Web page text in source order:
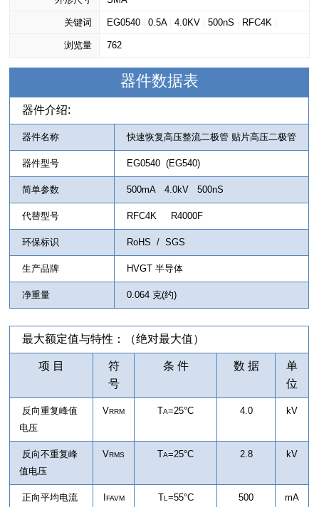
关键词 EG0540 |0.5A|4.0KV |500nS RFC4K
R4000F
浏览量 762
器件数据表
器件介绍:
器件名称 快速恢复高压整流二极管 贴片高压二极管
器件型号 EG0540 (EG540)
简单参数 500mA 4.0kV 500nS
代替型号 RFC4K R4000F
环保标识 RoHS / SGS
生产品牌 HVGT 半导体
净重量 0.064 克(约)
最大额定值与特性：（绝对最大值）
项 目
符
号
条 件 数 据
单
位
反向重复峰值
电压
VRRM TA=25°C 4.0 kV
反向不重复峰
值电压
VRMS TA=25°C 2.8 kV
正向平均电流 FAVM TL =55°C 500 mA